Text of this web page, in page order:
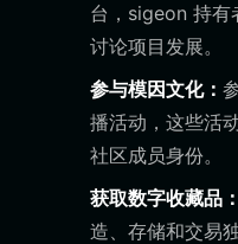
台，sigeon 持有
讨论项目发展。
参与模因文化：
播活动，这些活
社区成员身份。
获取数字收藏品：
造、存储和交易